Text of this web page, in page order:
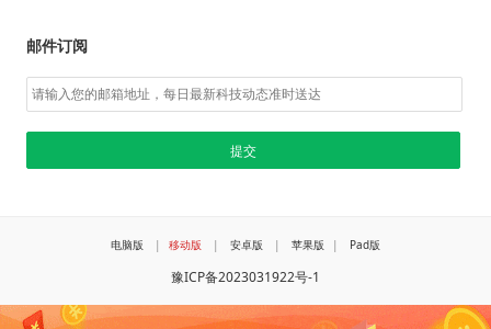
邮件订阅
电脑版 | 移动版 | 安卓版 | 苹果版 | Pad版
豫ICP备2023031922号-1